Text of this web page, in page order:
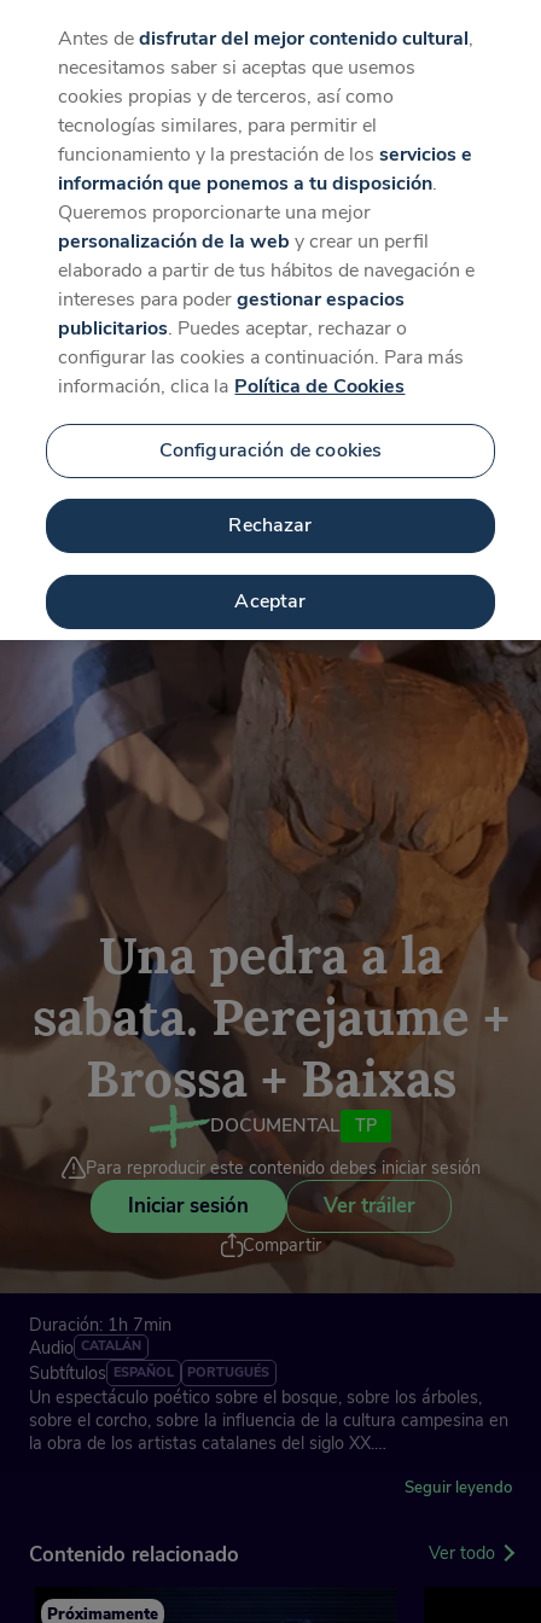
CaixaForum+
La mejor experiencia desde la App
Descargar
Una pedra a la
sabata. Perejaume +
Brossa + Baixas
DOCUMENTAL
TP
Para reproducir este contenido debes iniciar sesión
Iniciar sesión Ver tráiler
Compartir
Duración: 1h 7min
Audio CATALÁN
Subtítulos ESPAÑOL PORTUGUÉS
Un espectáculo poético sobre el bosque, sobre los árboles,
sobre el corcho, sobre la influencia de la cultura campesina en
la obra de los artistas catalanes del siglo XX.
Seguir leyendo
Contenido relacionado Ver todo
Próximamente
Antes dedisfrutar del mejor contenido cultural,
necesitamos saber si aceptas que usemos
cookies propias y de terceros, así como
tecnologías similares, para permitir el
funcionamiento y la prestación de losservicios e
información que ponemos a tu disposición.
Queremos proporcionarte una mejor
personalización de la web y crear un perfil
elaborado a partir de tus hábitos de navegación e
intereses para podergestionar espacios
publicitarios. Puedes aceptar, rechazar o
configurar las cookies a continuación. Para más
información, clica la Política de Cookies
Configuración de cookies
Rechazar
Aceptar